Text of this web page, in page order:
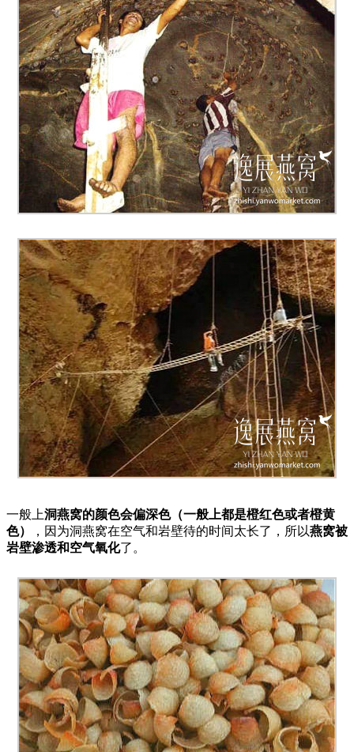
一般上洞燕窝的颜色会偏深色（一般上都是橙红色或者橙黄
色）
，因为洞燕窝在空气和岩壁待的时间太长了，所以燕窝被
岩壁渗透和空气氧化了。